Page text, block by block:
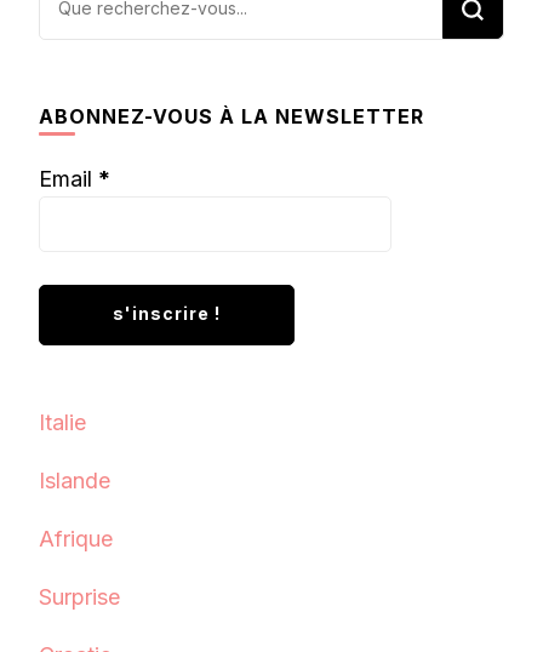
recherchiez
ABONNEZ-VOUS À LA NEWSLETTER
Email *
Italie
Islande
Afrique
Surprise